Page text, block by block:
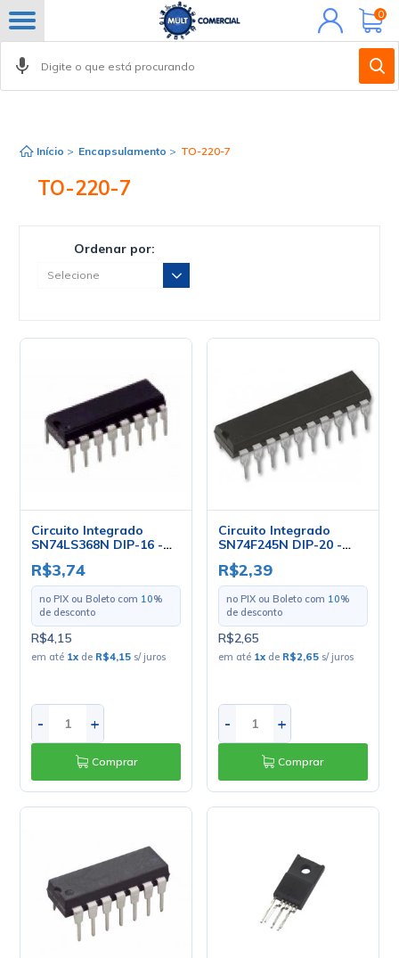
Minha
conta
0
Início > Encapsulamento > TO-220-7
TO-220-7
Ordenar por:
Circuito Integrado
SN74LS368N DIP-16 -
R$3,74
no PIX ou Boleto com 10%
de desconto
R$4,15
em até 1x de R$4,15 s/ juros
- +
Comprar
Circuito Integrado
SN74F245N DIP-20 -
R$2,39
no PIX ou Boleto com 10%
de desconto
R$2,65
em até 1x de R$2,65 s/ juros
- +
Comprar